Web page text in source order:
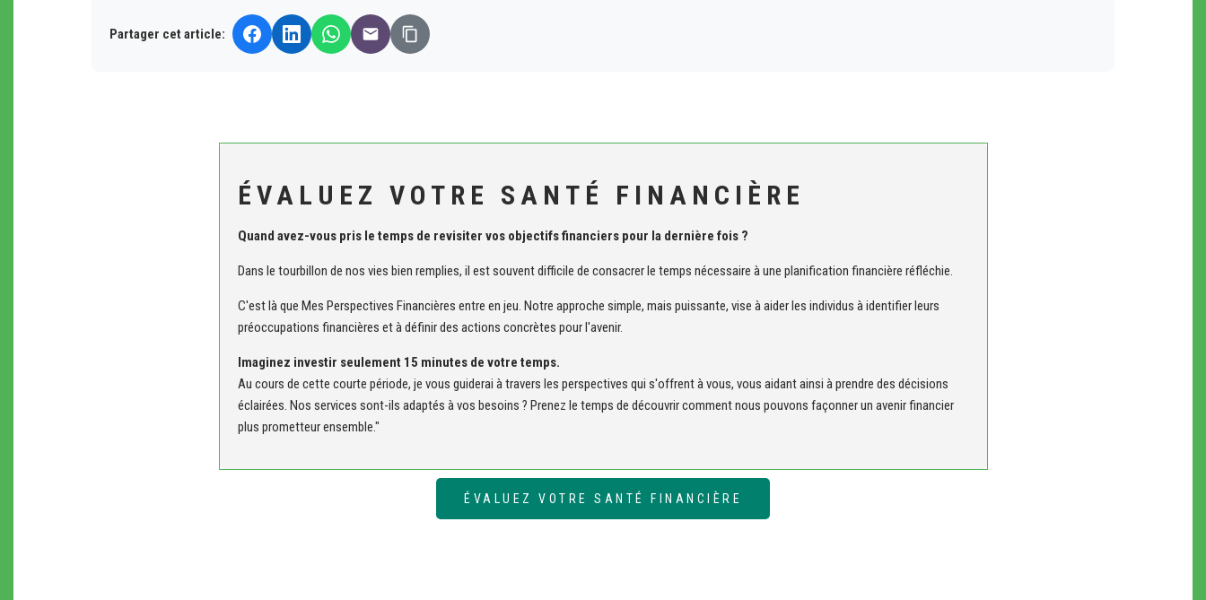
Partager cet article:
ÉVALUEZ VOTRE SANTÉ FINANCIÈRE
Quand avez-vous pris le temps de revisiter vos objectifs financiers pour la dernière fois ?
Dans le tourbillon de nos vies bien remplies, il est souvent difficile de consacrer le temps nécessaire à une planification financière réfléchie.
C'est là que Mes Perspectives Financières entre en jeu. Notre approche simple, mais puissante, vise à aider les individus à identifier leurs
préoccupations financières et à définir des actions concrètes pour l'avenir.
Imaginez investir seulement 15 minutes de votre temps.
Au cours de cette courte période, je vous guiderai à travers les perspectives qui s'offrent à vous, vous aidant ainsi à prendre des décisions
éclairées. Nos services sont-ils adaptés à vos besoins ? Prenez le temps de découvrir comment nous pouvons façonner un avenir financier
plus prometteur ensemble."
ÉVALUEZ VOTRE SANTÉ FINANCIÈRE